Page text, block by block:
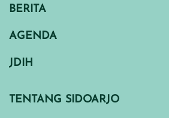
BERITA
AGENDA
JDIH
TENTANG SIDOARJO